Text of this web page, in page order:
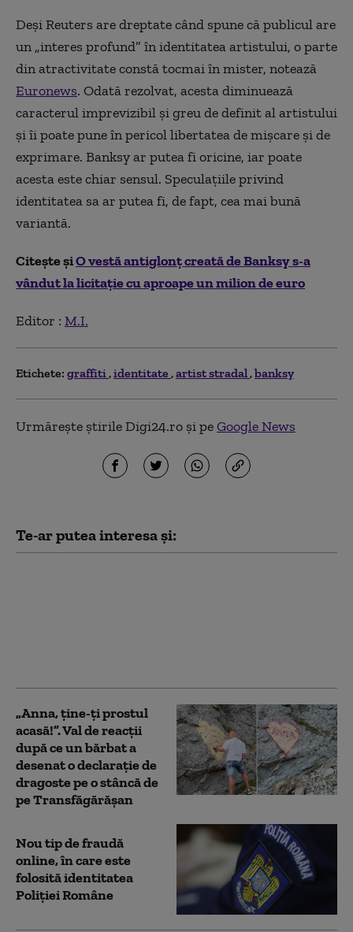
Deși Reuters are dreptate când spune că publicul are
un „interes profund” în identitatea artistului, o parte
din atractivitate constă tocmai în mister, notează
Euronews. Odată rezolvat, acesta diminuează
caracterul imprevizibil și greu de definit al artistului
și îi poate pune în pericol libertatea de mișcare și de
exprimare. Banksy ar putea fi oricine, iar poate
acesta este chiar sensul. Speculațiile privind
identitatea sa ar putea fi, de fapt, cea mai bună
variantă.
Citește șiO vestă antiglonț creată de Banksy s-a
vândut la licitație cu aproape un milion de euro
Editor : M.I.
Etichete: graffiti identitate artist stradal banksy
Urmărește știrile Digi24.ro și peGoogle News
Te-ar putea interesa și:
„Anna, ţine-ţi prostul
acasă!”. Val de reacții
după ce un bărbat a
desenat o declarație de
dragoste pe o stâncă de
pe Transfăgărășan
Nou tip de fraudă
online, în care este
folosită identitatea
Poliţiei Române